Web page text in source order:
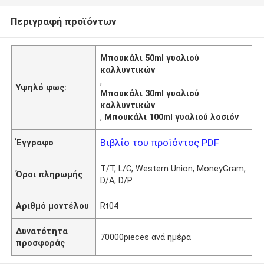
Περιγραφή προϊόντων
Υψηλό φως:
Μπουκάλι 50ml γυαλιού
καλλυντικών
,
Μπουκάλι 30ml γυαλιού
καλλυντικών
, Μπουκάλι 100ml γυαλιού λοσιόν
Έγγραφο Βιβλίο του προϊόντος PDF
Όροι πληρωμής
T/T, L/C, Western Union, MoneyGram,
D/A, D/P
Αριθμό μοντέλου Rt04
Δυνατότητα
προσφοράς
70000pieces ανά ημέρα